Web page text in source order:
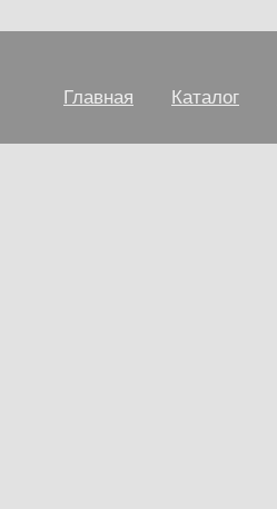
Главная Каталог